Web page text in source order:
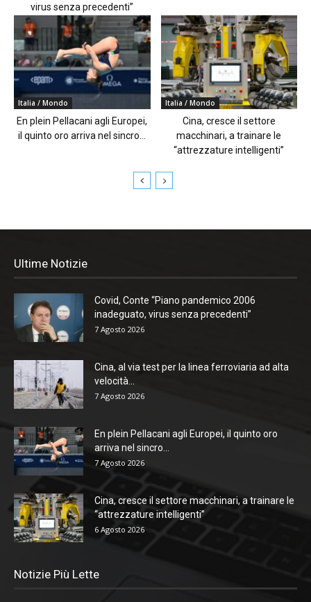
virus senza precedenti”
Italia / Mondo
En plein Pellacani agli Europei,
il quinto oro arriva nel sincro...
Italia / Mondo
Cina, cresce il settore
macchinari, a trainare le
“attrezzature intelligenti”
Ultime Notizie
Covid, Conte “Piano pandemico 2006
inadeguato, virus senza precedenti”
7 Agosto 2026
Cina, al via test per la linea ferroviaria ad alta
velocità...
7 Agosto 2026
En plein Pellacani agli Europei, il quinto oro
arriva nel sincro...
7 Agosto 2026
Cina, cresce il settore macchinari, a trainare le
“attrezzature intelligenti”
6 Agosto 2026
Notizie Più Lette